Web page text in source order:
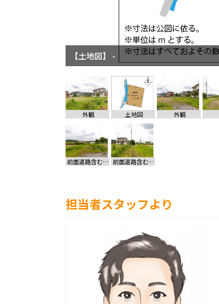
【土地図】 -
【外観】 -
外観 土地図 外観
前面道路含む現地写真 前面道路含む現地写真
担当者スタッフより